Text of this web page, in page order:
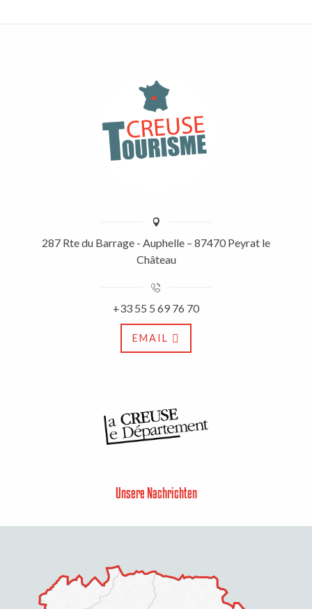
287 Rte du Barrage - Auphelle – 87470 Peyrat le
Château
+33 55 5 69 76 70
EMAIL
Unsere Nachrichten